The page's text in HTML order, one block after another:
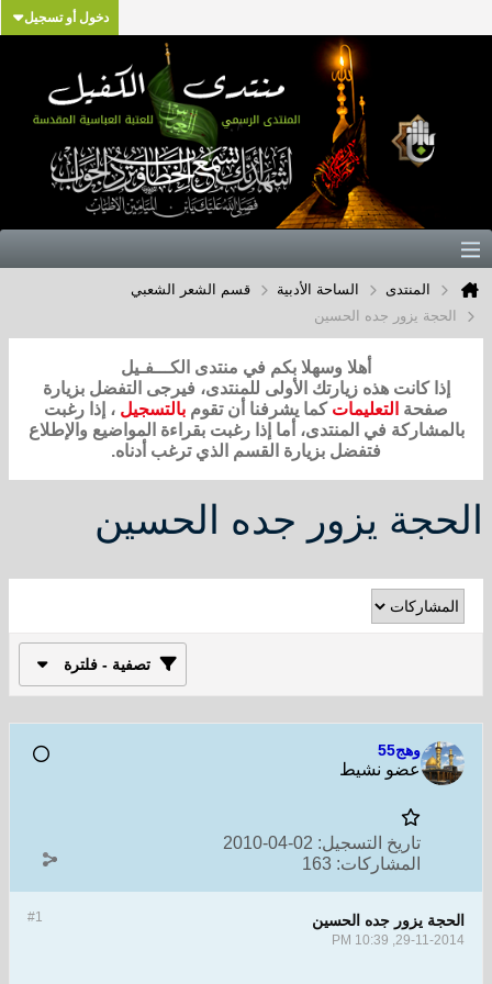
دخول أو تسجيل
المنتدى الساحة الأدبية
قسم الشعر الشعبي
الحجة يزور جده الحسين
أهلا وسهلا بكم في منتدى الكـــفـيل
إذا كانت هذه زيارتك الأولى للمنتدى، فيرجى التفضل بزيارة
صفحة التعليمات كما يشرفنا أن تقوم بالتسجيل ، إذا رغبت
بالمشاركة في المنتدى، أما إذا رغبت بقراءة المواضيع والإطلاع
فتفضل بزيارة القسم الذي ترغب أدناه.
الحجة يزور جده الحسين
تصفية - فلترة
وهج55
عضو نشيط
تاريخ التسجيل: 02-04-2010
المشاركات: 163
#1 الحجة يزور جده الحسين
29-11-2014, 10:39 PM